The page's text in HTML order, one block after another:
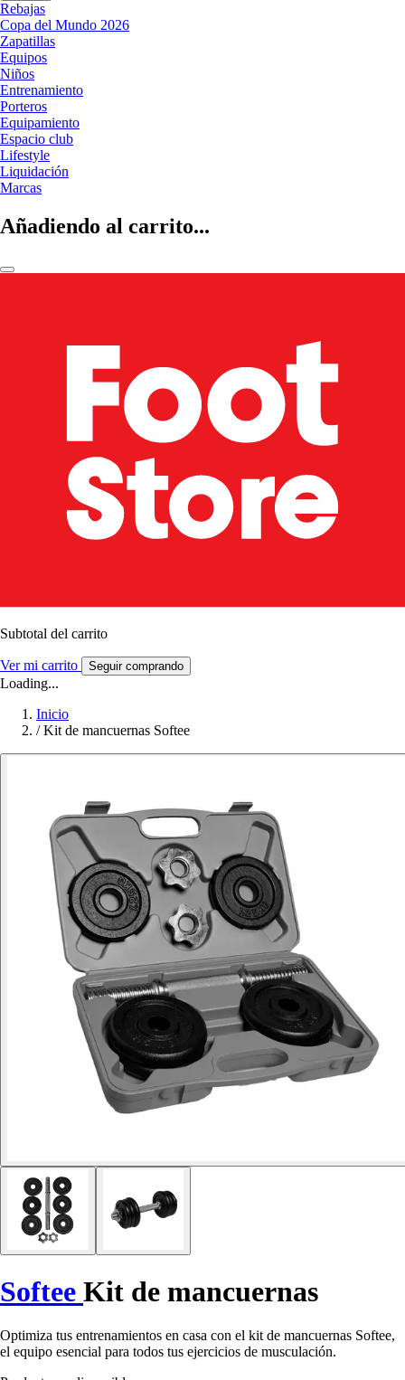
Rebajas
Copa del Mundo 2026
Zapatillas
Equipos
Niños
Entrenamiento
Porteros
Equipamiento
Espacio club
Lifestyle
Liquidación
Marcas
Añadiendo al carrito...
Subtotal del carrito
Ver mi carrito Seguir comprando
Loading...
Inicio
/ Kit de mancuernas Softee
Softee Kit de mancuernas
Optimiza tus entrenamientos en casa con el kit de mancuernas Softee,
el equipo esencial para todos tus ejercicios de musculación.